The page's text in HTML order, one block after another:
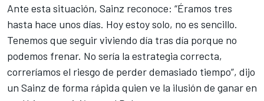
Ante esta situación, Sainz reconoce: “Éramos tres
hasta hace unos días. Hoy estoy solo, no es sencillo.
Tenemos que seguir viviendo día tras día porque no
podemos frenar. No sería la estrategia correcta,
correríamos el riesgo de perder demasiado tiempo”, dijo
un Sainz de forma rápida quien ve la ilusión de ganar en